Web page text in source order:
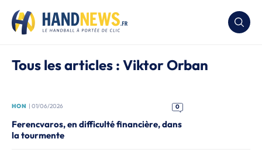
Tous les articles : Viktor Orban
HON | 01/06/2026 0
Ferencvaros, en difficulté financière, dans
la tourmente